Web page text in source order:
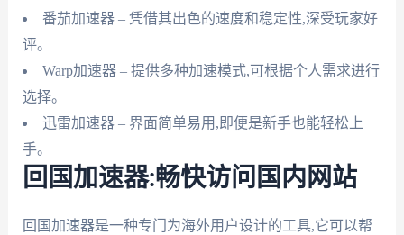
番茄加速器 – 凭借其出色的速度和稳定性,深受玩家好
评。
Warp加速器 – 提供多种加速模式,可根据个人需求进行
选择。
迅雷加速器 – 界面简单易用,即便是新手也能轻松上
手。
回国加速器:畅快访问国内网站
回国加速器是一种专门为海外用户设计的工具,它可以帮